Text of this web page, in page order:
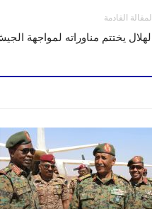
المقالة القادمة
الهلال يختتم مناوراته لمواجهة